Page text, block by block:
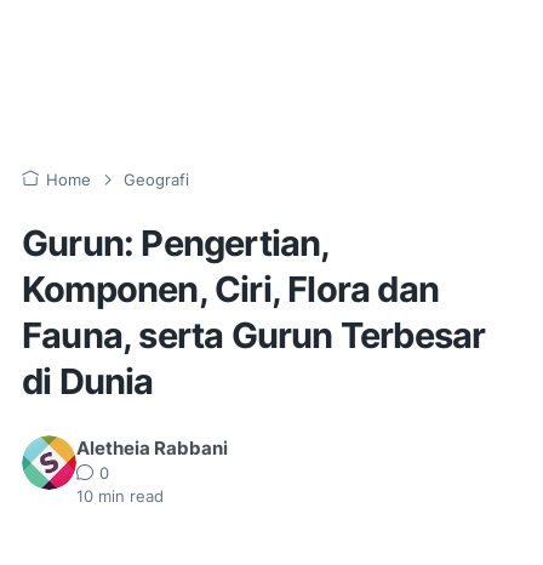
Home Geografi
Gurun: Pengertian,
Komponen, Ciri, Flora dan
Fauna, serta Gurun Terbesar
di Dunia
Aletheia Rabbani
0
10 min read